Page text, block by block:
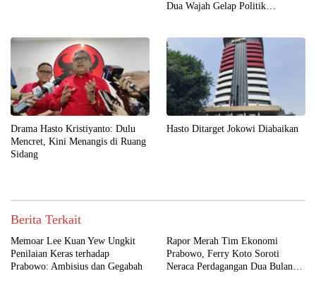
Dua Wajah Gelap Politik
Drama Hasto Kristiyanto: Dulu
Mencret, Kini Menangis di Ruang
Sidang
Hasto Ditarget Jokowi Diabaikan
Berita Terkait
Memoar Lee Kuan Yew Ungkit
Penilaian Keras terhadap
Prabowo: Ambisius dan Gegabah
Rapor Merah Tim Ekonomi
Prabowo, Ferry Koto Soroti
Neraca Perdagangan Dua Bulan